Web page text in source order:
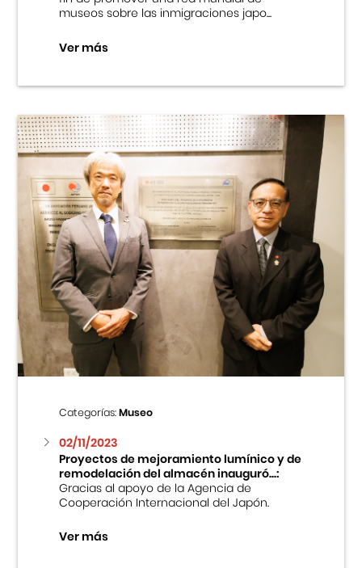
museos sobre las inmigraciones japo...
Ver más
Categorías:Museo
02/11/2023
Proyectos de mejoramiento lumínico y de
remodelación del almacén inauguró...:
Gracias al apoyo de la Agencia de
Cooperación Internacional del Japón.
Ver más